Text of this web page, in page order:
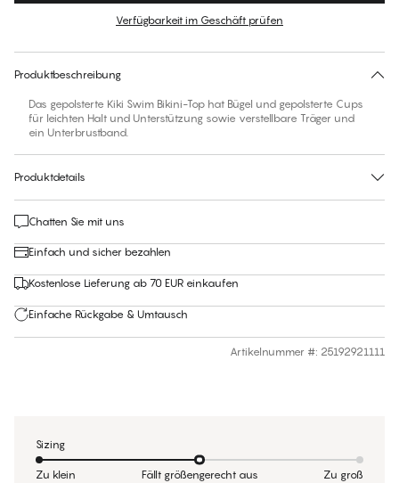
Finden Sie Ihre GrößeVerfügbarkeit im Geschäft prüfen
Produktbeschreibung
Das gepolsterte Kiki Swim Bikini-Top hat Bügel und gepolsterte Cups
für leichten Halt und Unterstützung sowie verstellbare Träger und
ein Unterbrustband.
Produktdetails
Chatten Sie mit uns
Einfach und sicher bezahlen
Kostenlose Lieferung ab 70 EUR einkaufen
Einfache Rückgabe & Umtausch
Artikelnummer #: 25192921111
Sizing
Zu klein Fällt größengerecht aus Zu groß